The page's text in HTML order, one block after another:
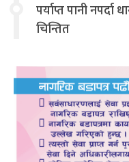
पर्याप्त पानी नपर्दा
चिन्तित